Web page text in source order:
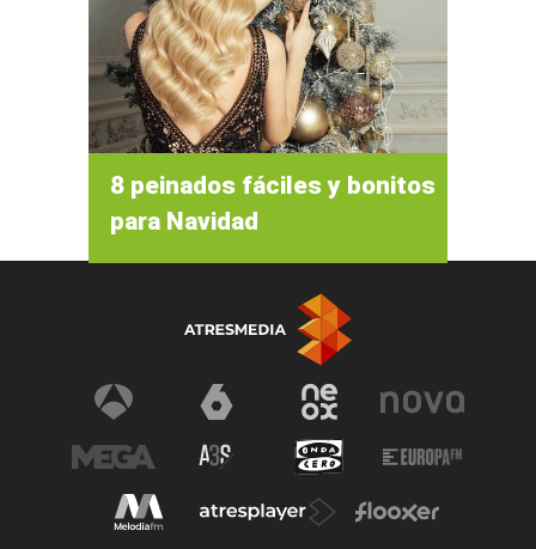
8 peinados fáciles y bonitos
para Navidad